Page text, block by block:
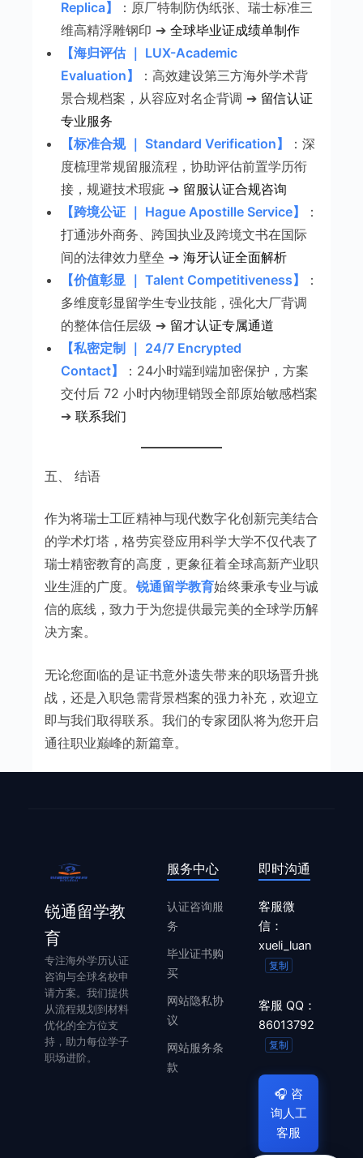
Replica】
：原厂特制防伪纸张、瑞士标准三
维高精浮雕钢印 ➔ 全球毕业证成绩单制作
【海归评估 ｜ LUX-Academic
Evaluation】
：高效建设第三方海外学术背
景合规档案，从容应对名企背调 ➔ 留信认证
专业服务
【标准合规 ｜ Standard Verification】
：深
度梳理常规留服流程，协助评估前置学历衔
接，规避技术瑕疵 ➔ 留服认证合规咨询
【跨境公证 ｜ Hague Apostille Service】
：
打通涉外商务、跨国执业及跨境文书在国际
间的法律效力壁垒 ➔ 海牙认证全面解析
【价值彰显 ｜ Talent Competitiveness】
：
多维度彰显留学生专业技能，强化大厂背调
的整体信任层级 ➔ 留才认证专属通道
【私密定制 ｜ 24/7 Encrypted
Contact】
：24小时端到端加密保护，方案
交付后 72 小时内物理销毁全部原始敏感档案
➔ 联系我们
五、 结语
作为将瑞士工匠精神与现代数字化创新完美结合
的学术灯塔，格劳宾登应用科学大学不仅代表了
瑞士精密教育的高度，更象征着全球高新产业职
业生涯的广度。 锐通留学教育始终秉承专业与诚
信的底线，致力于为您提供最完美的全球学历解
决方案。
无论您面临的是证书意外遗失带来的职场晋升挑
战，还是入职急需背景档案的强力补充，欢迎立
即与我们取得联系。我们的专家团队将为您开启
通往职业巅峰的新篇章。
锐通留学教
育
专注海外学历认证
咨询与全球名校申
请方案。我们提供
从流程规划到材料
优化的全方位支
持，助力每位学子
职场进阶。
服务中心
认证咨询服
务
毕业证书购
买
网站隐私协
议
网站服务条
款
即时沟通
客服微
信：
xueli_luan
复制
客服 QQ：
86013792
复制
🎧 咨
询人工
客服